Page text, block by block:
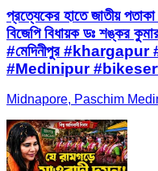
প্রত্যেকের হাতে জাতীয় পতাকা
বিজেপি বিধায়ক ডঃ শঙ্কর
#মেদিনীপুর
#Medinipur
Midnapore, Paschim